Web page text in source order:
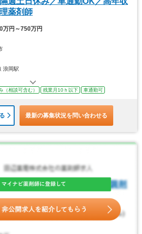
薬剤師
万円～750万円
浪岡駅
（相談可含む） 残業月10ｈ以下 車通勤可
最新の募集状況を問い合わせる